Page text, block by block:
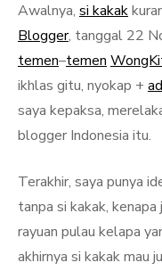
Awalnya, si kakak
Blogger, tanggal 22
temen–temen
ikhlas gitu, nyokap +
saya kepaksa,
blogger Indonesia itu.
Terakhir, saya punya
tanpa si kakak, kenapa
rayuan pulau kelapa
akhirnya si kakak mau